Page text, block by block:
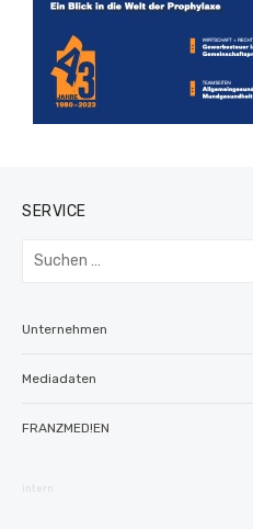
SERVICE
Suchen
Unternehmen
Mediadaten
FRANZMED!EN
intern